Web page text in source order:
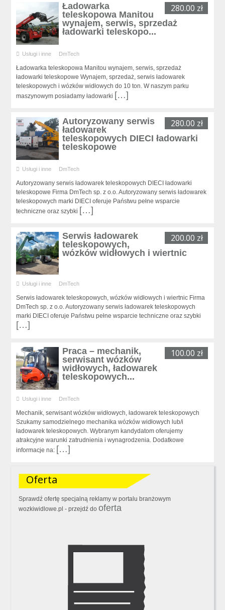
280.00 zł
Ładowarka
teleskopowa Manitou
wynajem, serwis, sprzedaż
ładowarki teleskopo...
Usługi i inne DmTech
Ładowarka teleskopowa Manitou wynajem, serwis, sprzedaż
ładowarki teleskopowe Wynajem, sprzedaż, serwis ładowarek
teleskopowych i wózków widłowych do 10 ton. W naszym parku
maszynowym posiadamy ładowarki […]
280.00 zł
Autoryzowany serwis
ładowarek
teleskopowych DIECI ładowarki
teleskopowe
Usługi i inne DmTech
Autoryzowany serwis ładowarek teleskopowych DIECI ładowarki
teleskopowe Firma DmTech sp. z o.o. Autoryzowany serwis ładowarek
teleskopowych marki DIECI oferuje Państwu pełne wsparcie
techniczne oraz szybki […]
200.00 zł
Serwis ładowarek
teleskopowych,
wózków widłowych i wiertnic
Usługi i inne DmTech
Serwis ładowarek teleskopowych, wózków widłowych i wiertnic Firma
DmTech sp. z o.o. Autoryzowany serwis ładowarek teleskopowych
marki DIECI oferuje Państwu pełne wsparcie techniczne oraz szybki
[…]
100.00 zł
Praca – mechanik,
serwisant wózków
widłowych, ładowarek
teleskopowych...
Usługi i inne DmTech
Mechanik, serwisant wózków widłowych, ładowarek teleskopowych
Szukamy samodzielnego mechanika wózków widłowych lub/i
ładowarek teleskopowych. Wybranym kandydatom oferujemy
atrakcyjne warunki zatrudnienia i wynagrodzenia. Dodatkowe
informacje na: […]
Oferta
Sprawdź ofertę specjalną reklamy w portalu branżowym
wozkiwidlowe.pl - przejdź dooferta